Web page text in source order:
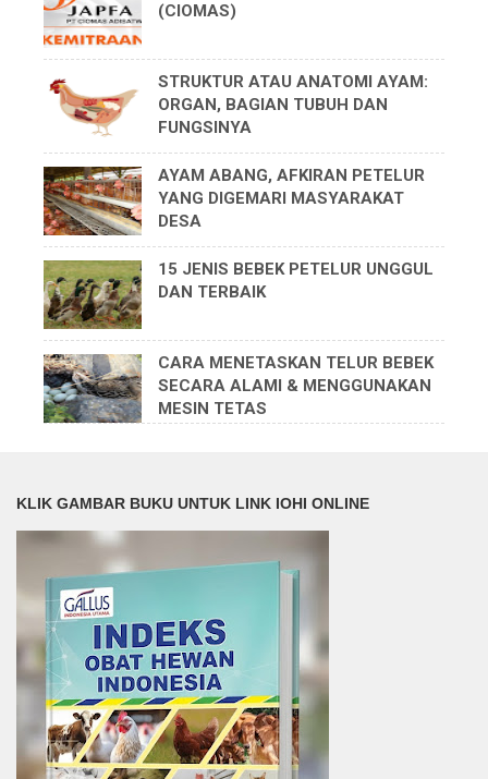
(CIOMAS)
STRUKTUR ATAU ANATOMI AYAM:
ORGAN, BAGIAN TUBUH DAN
FUNGSINYA
AYAM ABANG, AFKIRAN PETELUR
YANG DIGEMARI MASYARAKAT
DESA
15 JENIS BEBEK PETELUR UNGGUL
DAN TERBAIK
CARA MENETASKAN TELUR BEBEK
SECARA ALAMI & MENGGUNAKAN
MESIN TETAS
KLIK GAMBAR BUKU UNTUK LINK IOHI ONLINE